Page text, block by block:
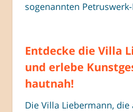
sogenannten
Entdecke die Villa
und erlebe
hautnah!
Die Villa Liebermann,